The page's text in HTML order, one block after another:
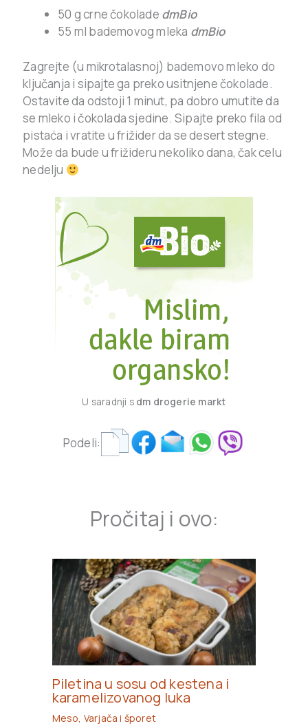
50 g crne čokolade dmBio
55 ml bademovog mleka dmBio
Zagrejte (u mikrotalasnoj) bademovo mleko do
ključanja i sipajte ga preko usitnjene čokolade.
Ostavite da odstoji 1 minut, pa dobro umutite da
se mleko i čokolada sjedine. Sipajte preko fila od
pistaća i vratite u frižider da se desert stegne.
Može da bude u frižideru nekoliko dana, čak celu
nedelju
U saradnji s dm drogerie markt
Podeli:
Pročitaj i ovo:
Piletina u sosu od kestena i
karamelizovanog luka
Meso, Varjača i šporet